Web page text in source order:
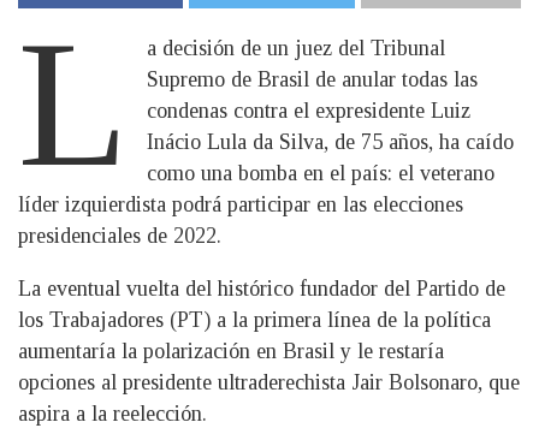
L
a decisión de un juez del Tribunal
Supremo de Brasil de anular todas las
condenas contra el expresidente Luiz
Inácio Lula da Silva, de 75 años, ha caído
como una bomba en el país: el veterano
líder izquierdista podrá participar en las elecciones
presidenciales de 2022.
La eventual vuelta del histórico fundador del Partido de
los Trabajadores (PT) a la primera línea de la política
aumentaría la polarización en Brasil y le restaría
opciones al presidente ultraderechista Jair Bolsonaro, que
aspira a la reelección.